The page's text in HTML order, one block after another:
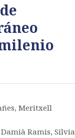
Meritxell
Ramis, Silvia